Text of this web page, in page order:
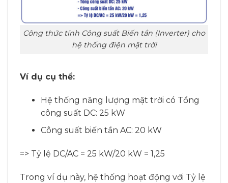
Công thức tính Công suất Biến tần (Inverter) cho
hệ thống điện mặt trời
Ví dụ cụ thể:
Hệ thống năng lượng mặt trời có Tổng
công suất DC: 25 kW
Công suất biến tần AC: 20 kW
=> Tỷ lệ DC/AC = 25 kW/20 kW = 1,25
Trong ví dụ này, hệ thống hoạt động với Tỷ lệ